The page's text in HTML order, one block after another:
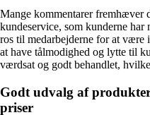
Mange kommentarer fremhæver
kundeservice, som kunderne
ros til medarbejderne for at være
at have tålmodighed og lytte til
værdsat og godt behandlet,
Godt udvalg af
priser